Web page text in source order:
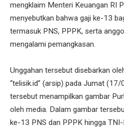
mengklaim Menteri Keuangan RI
menyebutkan bahwa gaji ke-13
termasuk PNS, PPPK, serta
mengalami pemangkasan.
Unggahan tersebut disebarkan
“telisik.id” (arsip) pada Jumat
tersebut menampilkan gambar
oleh media. Dalam gambar
ke-13 PNS dan PPPK hingga